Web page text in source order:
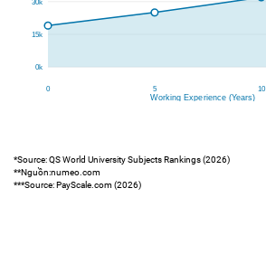
*Source: QS World University Subjects Rankings (2026)
**Nguồn:numeo.com
***Source: PayScale.com (2026)